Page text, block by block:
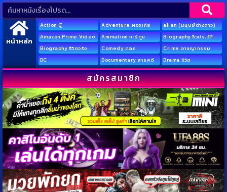
หน้าหลัก
Action บู๊ Adventure ผจญภัย
alien (มนุษย์ต่างดาว)
Amazon Prime Video
Animation การ์ตูน
Biography ชีวประวัติ
Biography ชีวิตจริง
Comedy ตลก
Crime อาชญากรรม
DC
Documentary สารคดี Drama ชีวิต
สมัครสมาชิก